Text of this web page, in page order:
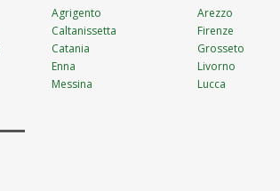
Sondrio
Varese
Agrigento
Caltanissetta
Catania
Enna
Messina
Arezzo
Firenze
Grosseto
Livorno
Lucca